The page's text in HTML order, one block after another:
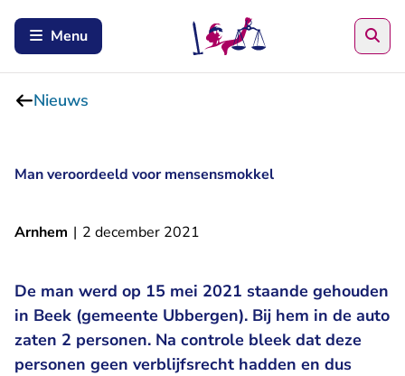
Menu
Nieuws
Man veroordeeld voor mensensmokkel
Arnhem | 2 december 2021
De man werd op 15 mei 2021 staande gehouden
in Beek (gemeente Ubbergen). Bij hem in de auto
zaten 2 personen. Na controle bleek dat deze
personen geen verblijfsrecht hadden en dus